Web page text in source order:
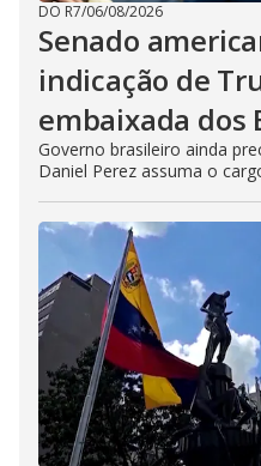
DO R7/06/08/2026
Senado
indicação de
embaixada dos
Governo brasileiro ainda
Daniel Perez assuma o